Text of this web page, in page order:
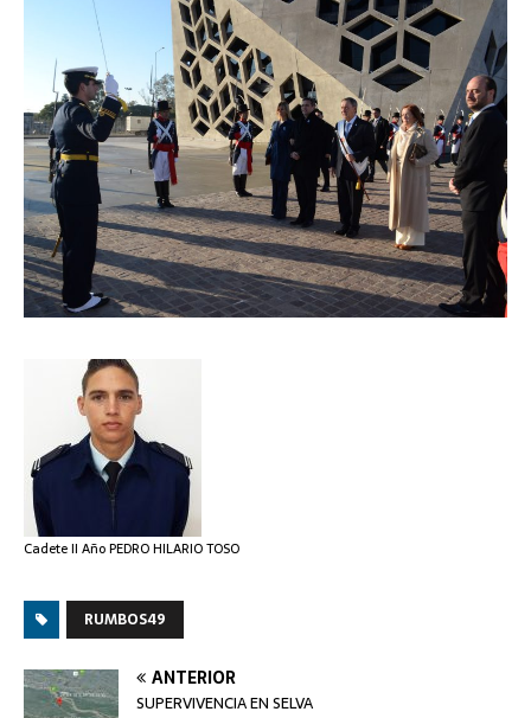
Cadete II Año PEDRO HILARIO TOSO
RUMBOS49
ANTERIOR
SUPERVIVENCIA EN SELVA